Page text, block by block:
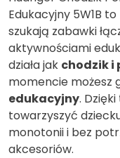
Edukacyjny 5W1B
szukają zabawki
aktywnościami
działa jak chodzik i
momencie możesz
edukacyjny.
towarzyszyć
monotonii i bez
akcesoriów.